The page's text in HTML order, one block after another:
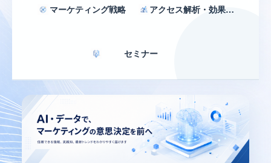
マーケティング戦略 アクセス解析・効果測定
セミナー